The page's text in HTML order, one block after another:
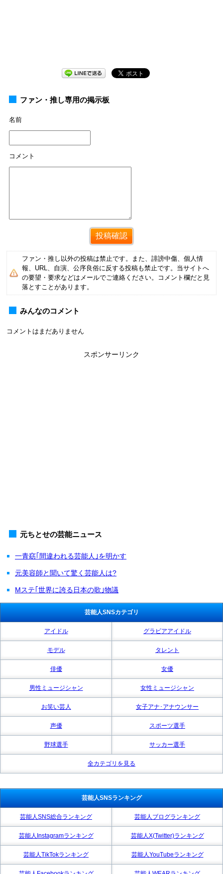
ファン・推し専用の掲示板
名前
コメント
ファン・推し以外の投稿は禁止です。また、誹謗中傷、個人情
報、URL、自演、公序良俗に反する投稿も禁止です。当サイトへ
の要望・要求などはメールでご連絡ください。コメント欄だと見
落とすことがあります。
みんなのコメント
コメントはまだありません
スポンサーリンク
元ちとせの芸能ニュース
一青窈｢間違われる芸能人｣を明かす
元美容師と聞いて驚く芸能人は?
Mステ｢世界に誇る日本の歌｣物議
芸能人SNSカテゴリ
アイドル グラビアアイドル
モデル タレント
俳優 女優
男性ミュージシャン 女性ミュージシャン
お笑い芸人 女子アナ･アナウンサー
声優 スポーツ選手
野球選手 サッカー選手
全カテゴリを見る
芸能人SNSランキング
芸能人SNS総合ランキング 芸能人ブログランキング
芸能人Instagramランキング 芸能人X(Twitter)ランキング
芸能人TikTokランキング 芸能人YouTubeランキング